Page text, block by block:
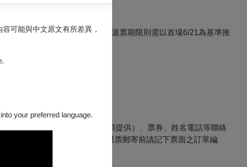
可能與中文原文有所差異，
your preferred language.
12/25的三張票券，該套票之退票期限則需以首場6/21為基準推
或將存摺影本（刷卡購票無須提供）、票券、姓名電話等聯絡
OPENTIX 退票小組收」。退票郵寄前請記下票面之訂單編